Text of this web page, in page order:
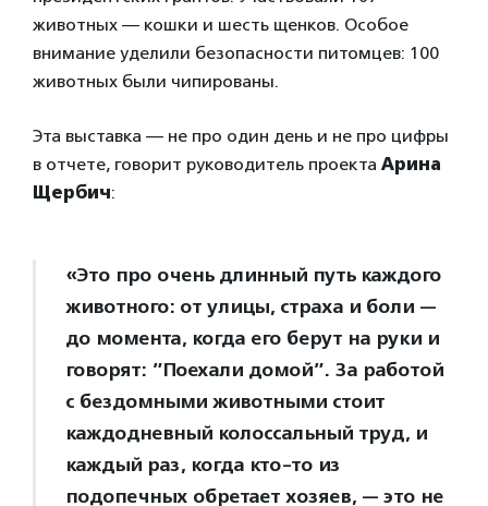
животных — кошки и шесть щенков. Особое
внимание уделили безопасности питомцев: 100
животных были чипированы.
Эта выставка — не про один день и не про цифры
в отчете, говорит руководитель проекта Арина
Щербич:
«Это про очень длинный путь каждого
животного: от улицы, страха и боли —
до момента, когда его берут на руки и
говорят: ”Поехали домой”. За работой
с бездомными животными стоит
каждодневный колоссальный труд, и
каждый раз, когда кто-то из
подопечных обретает хозяев, — это не